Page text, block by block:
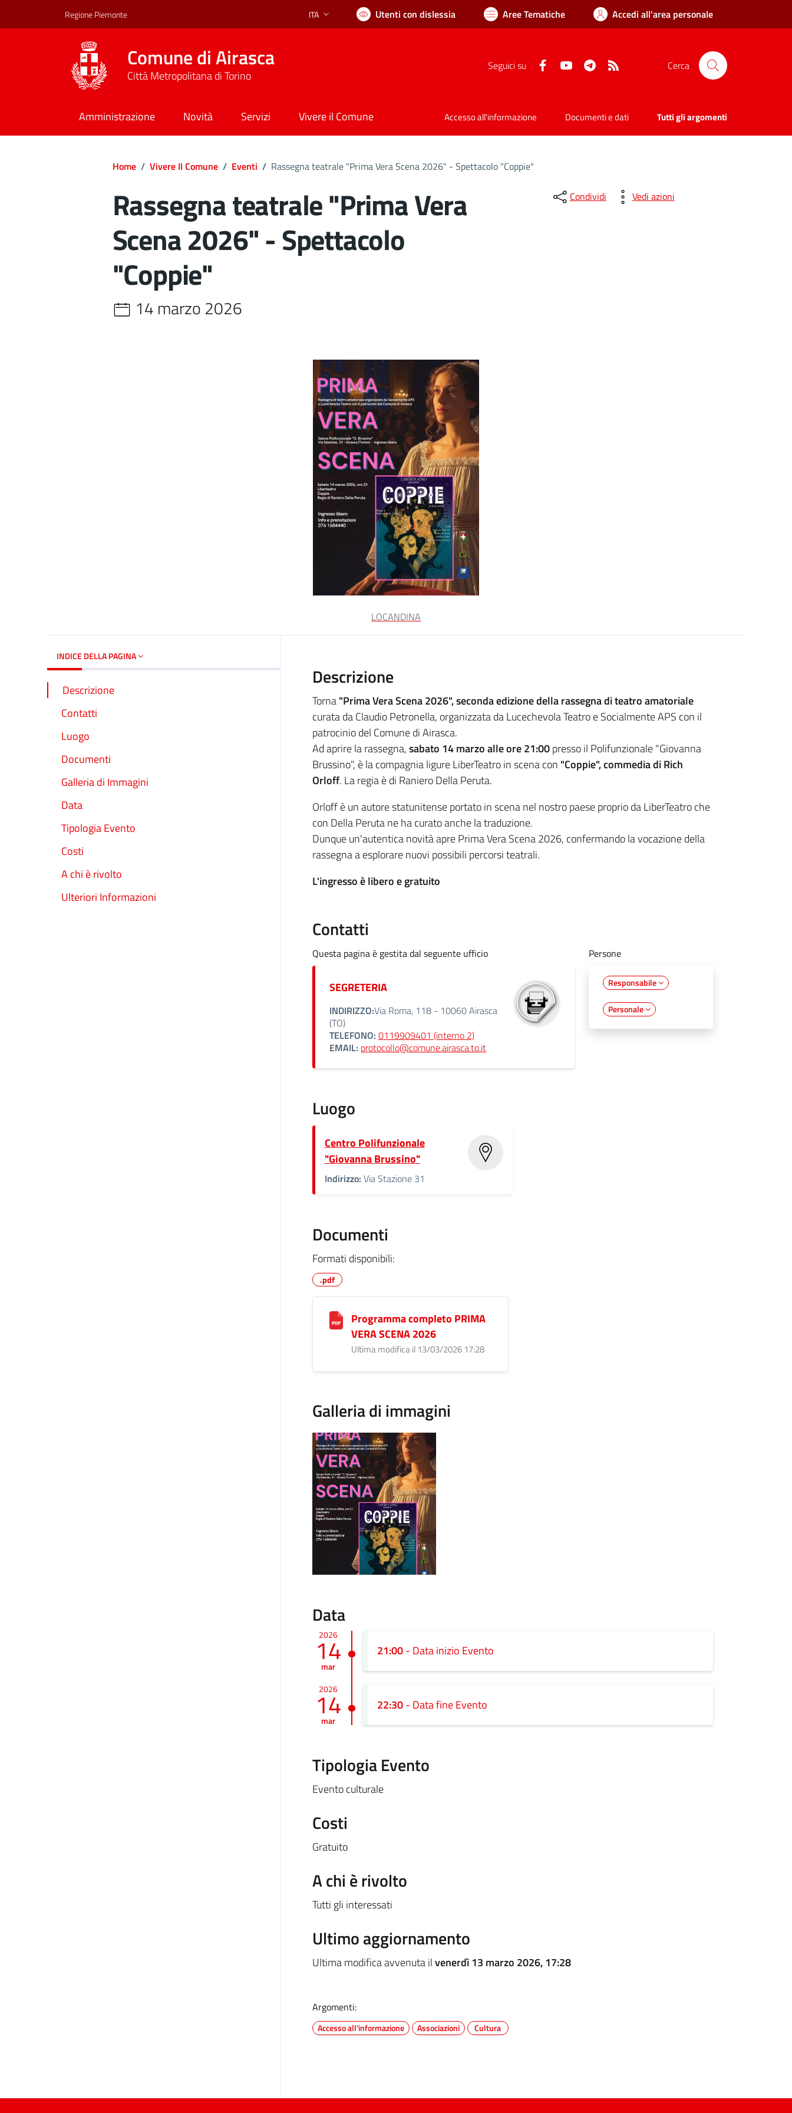
Regione Piemonte Lingua attiva:
ITA Utenti con dislessia Aree Tematiche Accedi all'area personale
Comune di Airasca
Città Metropolitana di Torino
Seguici su FacebookYouTube Telegram Cerca
Amministrazione Novità Servizi Vivere il Comune Accesso all'informazione Documenti e dati Tutti gli argomenti
Home / Vivere Il Comune / Eventi / Rassegna teatrale "Prima Vera Scena 2026" - Spettacolo "Coppie"
Rassegna teatrale "Prima Vera
Scena 2026" - Spettacolo
"Coppie"
14 marzo 2026
Condividi Vedi azioni
LOCANDINA
INDICE DELLA PAGINA
Descrizione
Contatti
Luogo
Documenti
Galleria di Immagini
Data
Tipologia Evento
Costi
A chi è rivolto
Ulteriori Informazioni
Descrizione
Torna"Prima Vera Scena 2026", seconda edizione della rassegna di teatro amatoriale
curata da Claudio Petronella, organizzata da Lucechevola Teatro e Socialmente APS con il
patrocinio del Comune di Airasca.
Ad aprire la rassegna,sabato 14 marzo alle ore 21:00presso il Polifunzionale "Giovanna
Brussino", è la compagnia ligure LiberTeatro in scena con "Coppie", commedia di Rich
Orloff. La regia è di Raniero Della Peruta.
Orloff è un autore statunitense portato in scena nel nostro paese proprio da LiberTeatro che
con Della Peruta ne ha curato anche la traduzione.
Dunque un'autentica novità apre Prima Vera Scena 2026, confermando la vocazione della
rassegna a esplorare nuovi possibili percorsi teatrali.
L'ingresso è libero e gratuito
Contatti
Questa pagina è gestita dal seguente ufficio
SEGRETERIA
INDIRIZZO:Via Roma, 118 - 10060 Airasca
(TO)
TELEFONO: 0119909401 (interno 2)
EMAIL: protocollo@comune.airasca.to.it
Persone
Responsabile
Personale
Luogo
Centro Polifunzionale
"Giovanna Brussino"
Indirizzo: Via Stazione 31
Documenti
Formati disponibili:
.pdf
Programma completo PRIMA
VERA SCENA 2026
Ultima modifica il 13/03/2026 17:28
Galleria di immagini
Data
2026
14
mar
21:00- Data inizio Evento
2026
14
mar
22:30- Data fine Evento
Tipologia Evento
Evento culturale
Costi
Gratuito
A chi è rivolto
Tutti gli interessati
Ultimo aggiornamento
Ultima modifica avvenuta ilvenerdì 13 marzo 2026, 17:28
Argomenti:
Accesso all'informazione Associazioni Cultura